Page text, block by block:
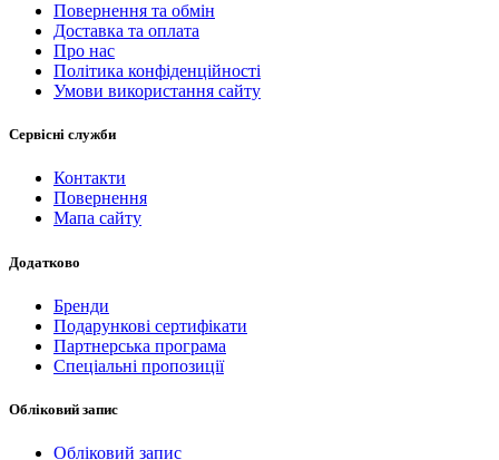
Повернення та обмін
Доставка та оплата
Про нас
Політика конфіденційності
Умови використання сайту
Сервісні служби
Контакти
Повернення
Мапа сайту
Додатково
Бренди
Подарункові сертифікати
Партнерська програма
Спеціальні пропозиції
Обліковий запис
Обліковий запис